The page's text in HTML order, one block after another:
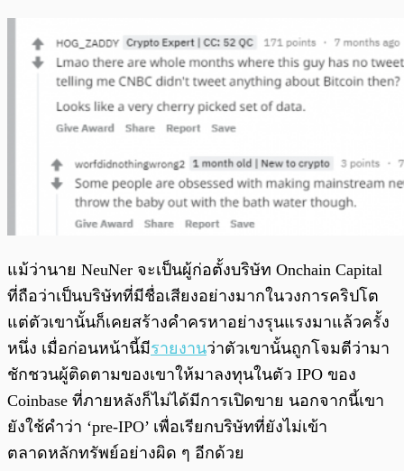
แม้ว่านาย NeuNer จะเป็นผู้ก่อตั้งบริษัท Onchain Capital
ที่ถือว่าเป็นบริษัทที่มีชื่อเสียงอย่างมากในวงการคริปโต
แต่ตัวเขานั้นก็เคยสร้างคำครหาอย่างรุนแรงมาแล้วครั้ง
หนึ่ง เมื่อก่อนหน้านี้มีรายงานว่าตัวเขานั้นถูกโจมตีว่ามา
ชักชวนผู้ติดตามของเขาให้มาลงทุนในตัว IPO ของ
Coinbase ที่ภายหลังก็ไม่ได้มีการเปิดขาย นอกจากนี้เขา
ยังใช้คำว่า ‘pre-IPO’ เพื่อเรียกบริษัทที่ยังไม่เข้า
ตลาดหลักทรัพย์อย่างผิด ๆ อีกด้วย